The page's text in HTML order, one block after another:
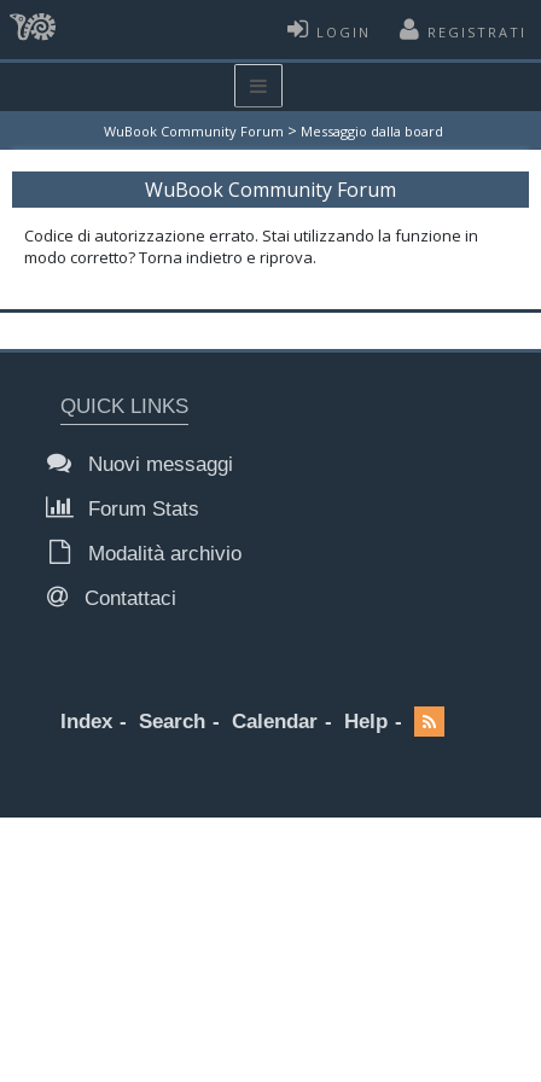
LOGIN REGISTRATI
WuBook Community Forum > Messaggio dalla board
WuBook Community Forum
Codice di autorizzazione errato. Stai utilizzando la funzione in
modo corretto? Torna indietro e riprova.
QUICK LINKS
Nuovi messaggi
Forum Stats
Modalità archivio
Contattaci
Index Search Calendar Help